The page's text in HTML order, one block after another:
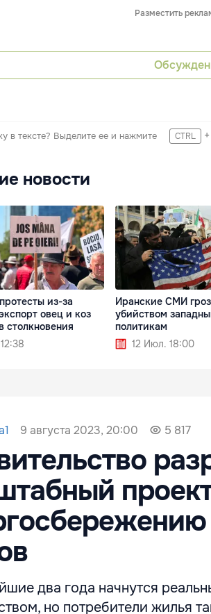
Разместить
в тексте? Выделите ее и нажмите CTRL +
новости
из-за
овец и коз
столкновения
Иранские СМИ
убийством
политикам
12 Июл. 18:00
9 августа 2023, 20:00 5 817
два года начнутся
но потребители жилья